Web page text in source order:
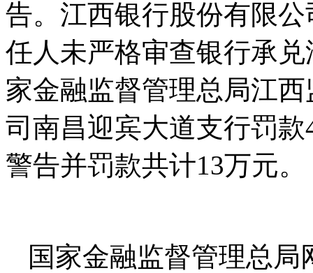
告。江西银行股份有限
任人未严格审查银行承
家金融监督管理总局江
司南昌迎宾大道支行罚
警告并罚款共计13万元。
国家金融监督管理总局